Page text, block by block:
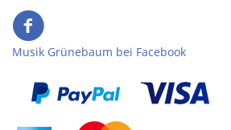
Musik Grünebaum bei Facebook